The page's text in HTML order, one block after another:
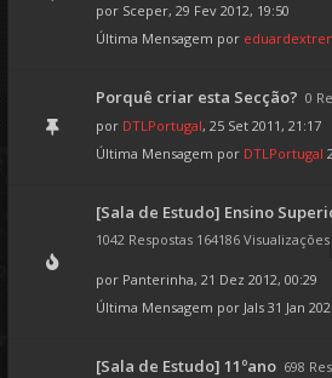
por Sceper, 29 Fev 2012, 19:50
Última Mensagem por
Porquê criar esta Secção? 0
por DTLPortugal, 25 Set 2011, 21:17
Última Mensagem por DTLPortugal
[Sala de Estudo] Ensino
1042 Respostas 164186 Visualizações
por Panterinha, 21 Dez 2012, 00:29
Última Mensagem por Jals 31 Jan
[Sala de Estudo] 11ºano 698